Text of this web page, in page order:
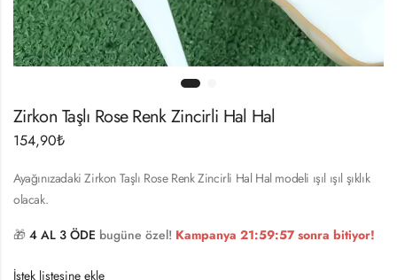
Zirkon Taşlı Rose Renk Zincirli Hal Hal
154,90₺
Ayağınızadaki Zirkon Taşlı Rose Renk Zincirli Hal Hal modeli ışıl ışıl şıklık
olacak.
🎁 4 AL 3 ÖDE bugüne özel! Kampanya 21:59:56sonra bitiyor!
İstek listesine ekle